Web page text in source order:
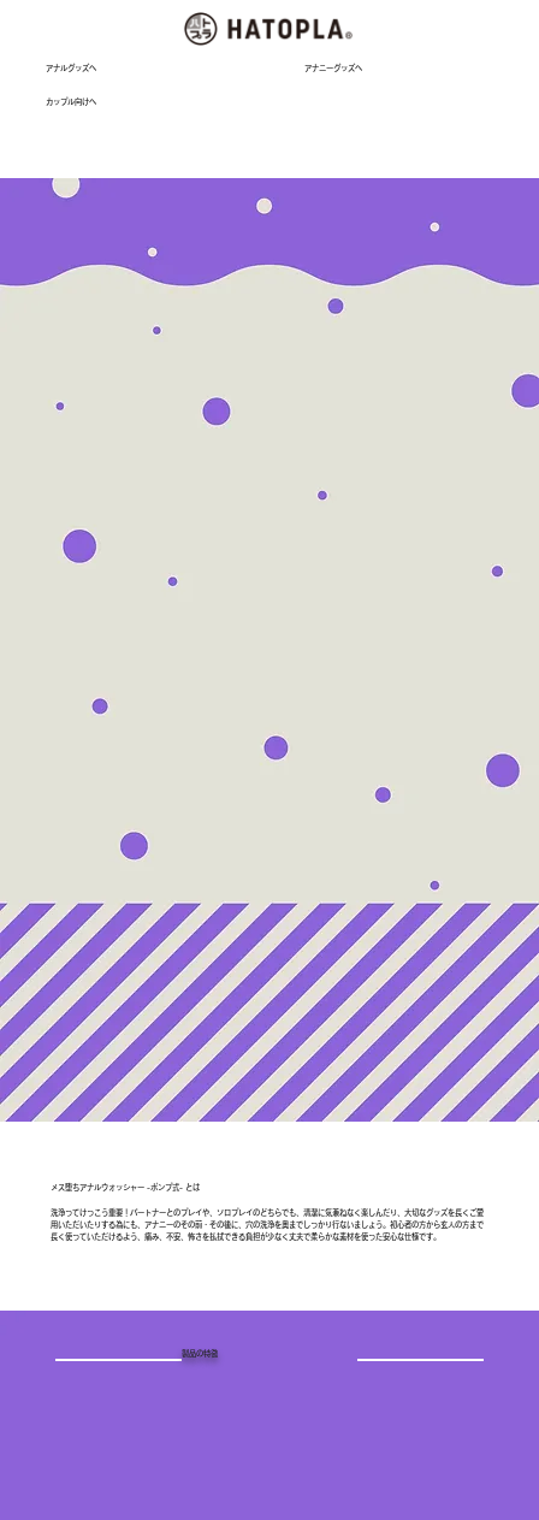
アナルグッズへ アナニーグッズへ
カップル向けへ
メス堕ちアナルウォッシャー -ポンプ式- とは
洗浄ってけっこう重要！パートナーとのプレイや、ソロプレイのどちらでも、清潔に気兼ねなく楽しんだり、大切なグッズを長くご愛
用いただいたりする為にも、アナニーのその前・その後に、穴の洗浄を奥までしっかり行ないましょう。初心者の方から玄人の方まで
長く使っていただけるよう、痛み、不安、怖さを払拭できる負担が少なく丈夫で柔らかな素材を使った安心な仕様です。
製品の特徴